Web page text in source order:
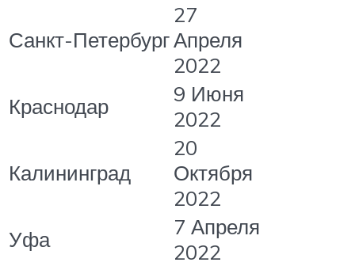
Санкт-Петербург
27
Апреля
2022
Краснодар
9 Июня
2022
Калининград
20
Октября
2022
Уфа
7 Апреля
2022